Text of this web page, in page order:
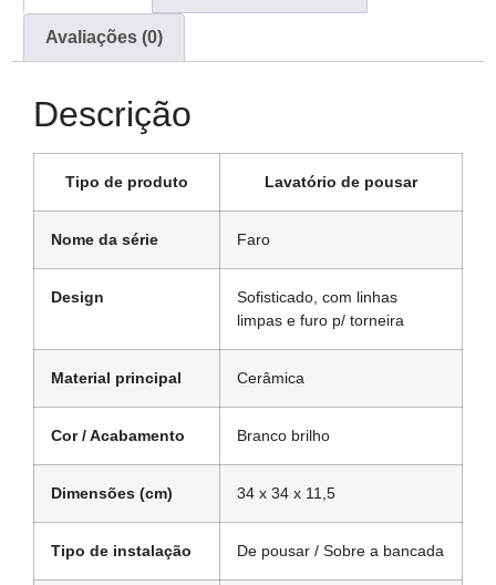
Avaliações (0)
Descrição
Tipo de produto Lavatório de pousar
Nome da série Faro
Design
Sofisticado, com linhas
limpas e furo p/ torneira
Material principal Cerâmica
Cor / Acabamento Branco brilho
Dimensões (cm) 34 x 34 x 11,5
Tipo de instalação De pousar / Sobre a bancada